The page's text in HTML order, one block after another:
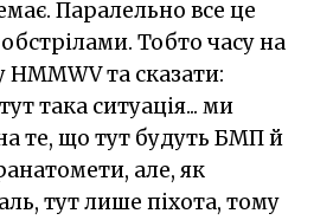
Паралельно все це
Тобто часу на
HMMWV та сказати:
така ситуація... ми
те, що тут будуть БМП й
але, як
тут лише піхота, тому